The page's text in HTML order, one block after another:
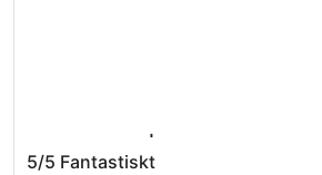
Versilia Lido | UNA Esperienze
5/5 Fantastiskt